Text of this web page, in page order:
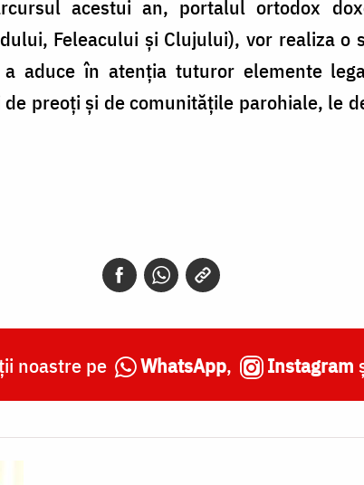
acestui an, portalul ortodox
Feleacului și Clujului), vor realiza
aduce în atenția tuturor elemente
preoți și de comunitățile parohiale, le
noastre pe WhatsApp, Instagram